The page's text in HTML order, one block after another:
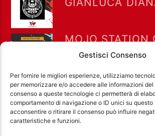
Gestisci Consenso
Per fornire le migliori esperienze, utilizziamo
per memorizzare e/o accedere alle informazioni del
consenso a queste tecnologie ci permetterà di
comportamento di navigazione o ID unici su questo
acconsentire o ritirare il consenso può influire
caratteristiche e funzioni.
2024
MOJO STATION
GIANLUCA
PIETROPAOLO
MORONCELLI
2024
Ass. Cult. Dissociazione - Codice